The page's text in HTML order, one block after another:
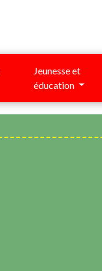
Jeunesse et
éducation